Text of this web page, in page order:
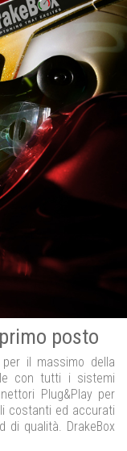
posto
il massimo della
con tutti i sistemi
Plug&Play per
costanti ed accurati
di qualità. DrakeBox